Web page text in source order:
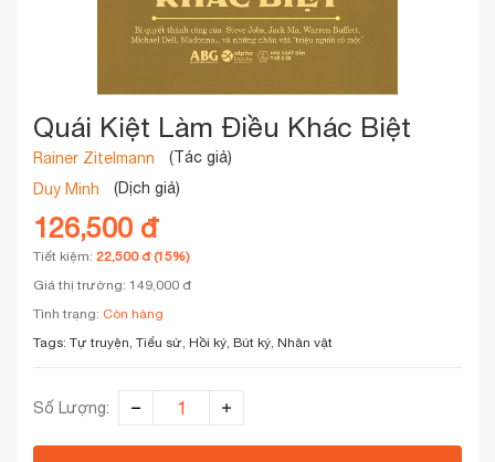
Quái Kiệt Làm Điều Khác Biệt
Rainer Zitelmann
(Tác giả)
Duy Minh
(Dịch giả)
126,500 đ
Tiết kiệm: 22,500 đ (15%)
Giá thị trường: 149,000 đ
Tình trạng: Còn hàng
Tags: Tự truyện, Tiểu sử, Hồi ký, Bút ký, Nhân vật
Số Lượng: